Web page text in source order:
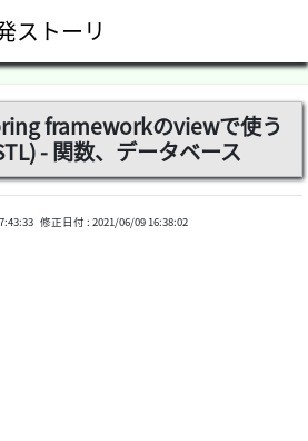
ストーリ
frameworkのviewで使う
- 関数、データベース
修正日付 : 2021/06/09 16:38:02